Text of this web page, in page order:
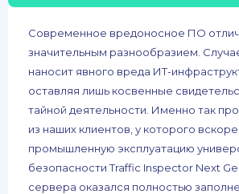
Современное вредоносное ПО
значительным разнообразием.
наносит явного вреда ИТ-
оставляя лишь косвенные
тайной деятельности. Именно так
из наших клиентов, у которого
промышленную эксплуатацию
безопасности Traffic Inspector Next
сервера оказался полностью